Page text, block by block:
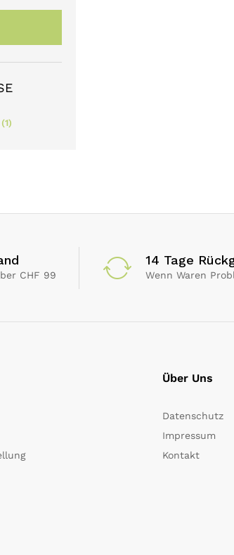
(1)
CHF 99
14 Tage
Wenn Waren
Über Uns
Datenschutz
Impressum
Kontakt